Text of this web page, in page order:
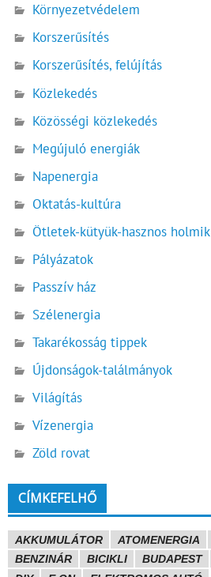
Környezetvédelem
Korszerűsítés
Korszerűsítés, felújítás
Közlekedés
Közösségi közlekedés
Megújuló energiák
Napenergia
Oktatás-kultúra
Ötletek-kütyük-hasznos holmik
Pályázatok
Passzív ház
Szélenergia
Takarékosság tippek
Újdonságok-találmányok
Világítás
Vízenergia
Zöld rovat
CÍMKEFELHŐ
AKKUMULÁTOR ATOMENERGIA
BENZINÁR
BICIKLI BUDAPEST